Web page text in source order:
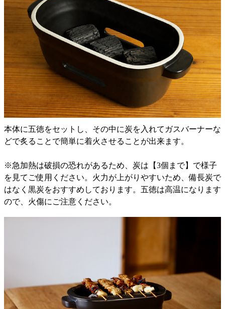
本体に五徳をセットし、その中に炭を入れてガスバーナーな
どで炙ることで簡単に着火させることが出来ます。
※急加熱は破損の恐れがあるため、炭は【3個まで】で様子
を見てご使用ください。火力が上がりやすいため、備長炭で
はなく黒炭をおすすめしております。五徳は高温になります
ので、火傷にご注意ください。